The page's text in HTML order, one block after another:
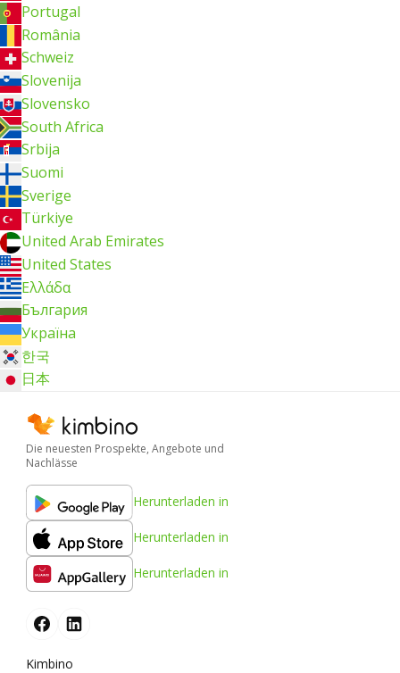
Portugal
România
Schweiz
Slovenija
Slovensko
South Africa
Srbija
Suomi
Sverige
Türkiye
United Arab Emirates
United States
Ελλάδα
България
Україна
한국
日本
Die neuesten Prospekte, Angebote und
Nachlässe
Herunterladen in
Herunterladen in
Herunterladen in
Kimbino